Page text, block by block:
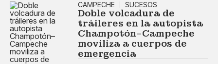
CAMPECHE SUCESOS
Doble volcadura de
tráileres en la autopista
Champotón–Campeche
moviliza a cuerpos de
emergencia